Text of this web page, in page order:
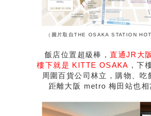
（圖片取自THE OSAKA STATION
飯店位置超級棒，直通JR大
樓下就是 KITTE OSAKA ，下
周圍百貨公司林立，購物、吃
距離大阪 metro 梅田站也相